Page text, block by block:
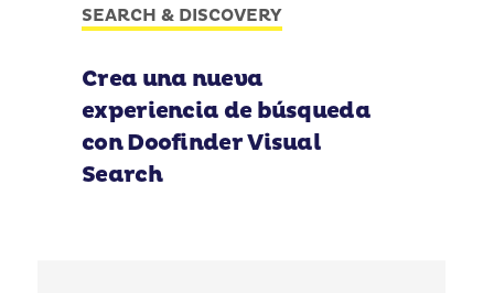
SEARCH & DISCOVERY
Crea una nueva
experiencia de búsqueda
con Doofinder Visual
Search